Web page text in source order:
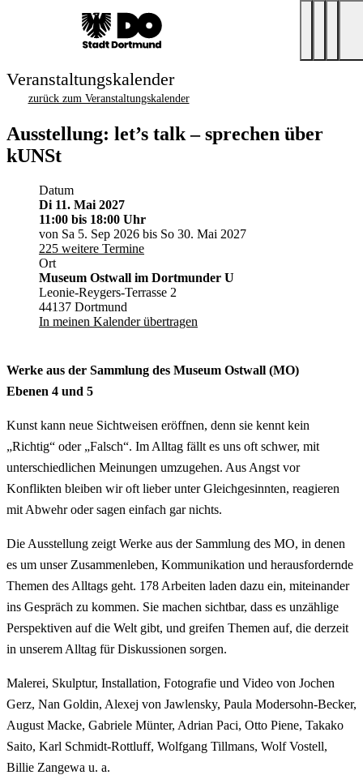
Veranstaltungskalender
zurück zum Veranstaltungskalender
Ausstellung: let’s talk – sprechen über
kUNSt
Datum
Di 11. Mai 2027
11:00 bis 18:00 Uhr
von Sa 5. Sep 2026 bis So 30. Mai 2027
225 weitere Termine
Ort
Museum Ostwall im Dortmunder U
Leonie-Reygers-Terrasse 2
44137 Dortmund
In meinen Kalender übertragen
Werke aus der Sammlung des Museum Ostwall (MO)
Ebenen 4 und 5
Kunst kann neue Sichtweisen eröffnen, denn sie kennt kein
„Richtig“ oder „Falsch“. Im Alltag fällt es uns oft schwer, mit
unterschiedlichen Meinungen umzugehen. Aus Angst vor
Konflikten bleiben wir oft lieber unter Gleichgesinnten, reagieren
mit Abwehr oder sagen einfach gar nichts.
Die Ausstellung zeigt Werke aus der Sammlung des MO, in denen
es um unser Zusammenleben, Kommunikation und herausfordernde
Themen des Alltags geht. 178 Arbeiten laden dazu ein, miteinander
ins Gespräch zu kommen. Sie machen sichtbar, dass es unzählige
Perspektiven auf die Welt gibt, und greifen Themen auf, die derzeit
in unserem Alltag für Diskussionen sorgen.
Malerei, Skulptur, Installation, Fotografie und Video von Jochen
Gerz, Nan Goldin, Alexej von Jawlensky, Paula Modersohn-Becker,
August Macke, Gabriele Münter, Adrian Paci, Otto Piene, Takako
Saito, Karl Schmidt-Rottluff, Wolfgang Tillmans, Wolf Vostell,
Billie Zangewa u. a.